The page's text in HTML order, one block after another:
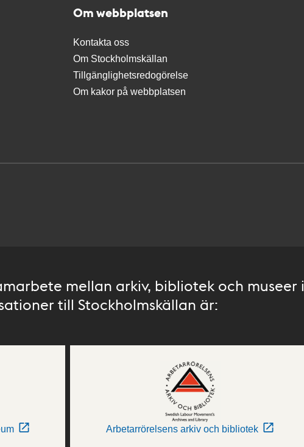
Om webbplatsen
Kontakta oss
Om Stockholmskällan
Tillgänglighetsredogörelse
Om kakor på webbplatsen
mellan arkiv, bibliotek och museer i
till Stockholmskällan är:
Arbetarrörelsens arkiv och bibliotek